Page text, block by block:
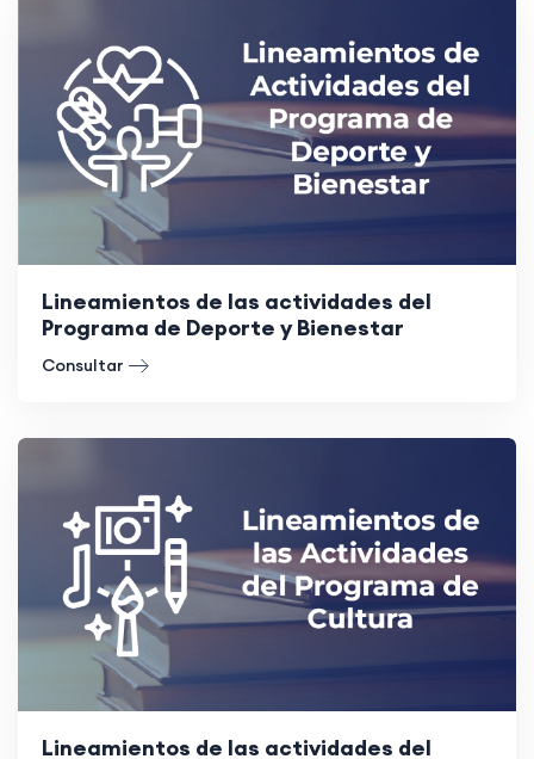
Lineamientos de las actividades del
Programa de Deporte y Bienestar
Consultar
Lineamientos de las actividades del